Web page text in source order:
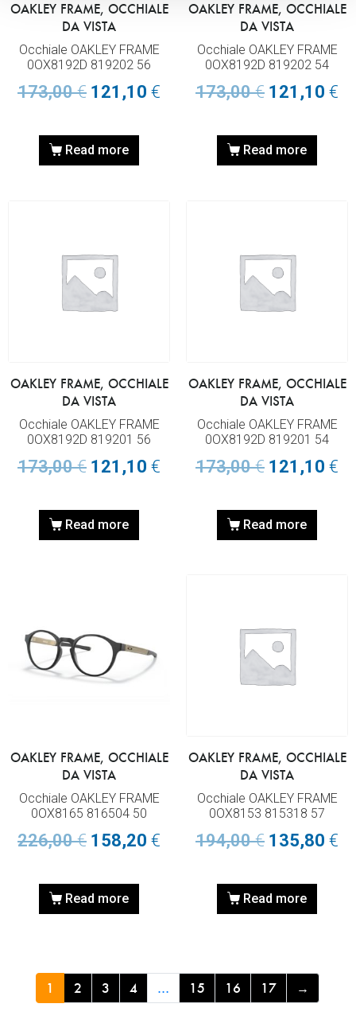
OAKLEY FRAME, OCCHIALE
DA VISTA
Occhiale OAKLEY FRAME
0OX8192D 819202 56
173,00€ 121,10 €
Read more
OAKLEY FRAME, OCCHIALE
DA VISTA
Occhiale OAKLEY FRAME
0OX8192D 819202 54
173,00€ 121,10 €
Read more
OAKLEY FRAME, OCCHIALE
DA VISTA
Occhiale OAKLEY FRAME
0OX8192D 819201 56
173,00€ 121,10 €
Read more
OAKLEY FRAME, OCCHIALE
DA VISTA
Occhiale OAKLEY FRAME
0OX8192D 819201 54
173,00€ 121,10 €
Read more
OAKLEY FRAME, OCCHIALE
DA VISTA
Occhiale OAKLEY FRAME
0OX8165 816504 50
226,00€ 158,20 €
Read more
OAKLEY FRAME, OCCHIALE
DA VISTA
Occhiale OAKLEY FRAME
0OX8153 815318 57
194,00€ 135,80 €
Read more
1 2 3 4 … 15 16 17 →